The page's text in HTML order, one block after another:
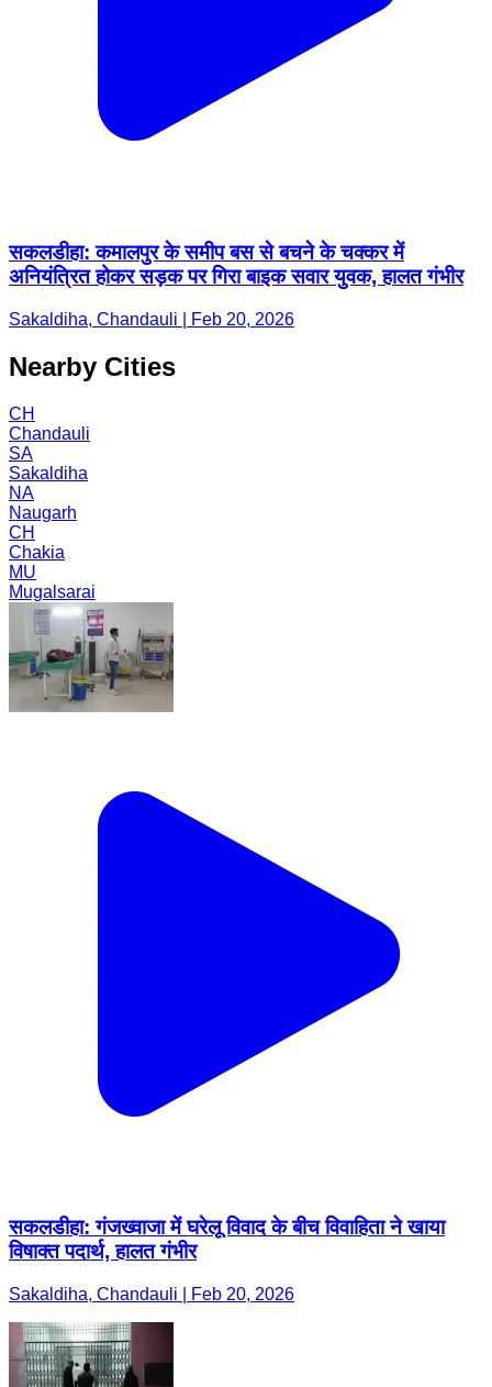
सकलडीहा: कमालपुर के समीप बस से बचने के चक्कर में
अनियंत्रित होकर सड़क पर गिरा बाइक सवार युवक, हालत गंभीर
Sakaldiha, Chandauli | Feb 20, 2026
Nearby Cities
CH
Chandauli
SA
Sakaldiha
NA
Naugarh
CH
Chakia
MU
Mugalsarai
सकलडीहा: गंजख्वाजा में घरेलू विवाद के बीच विवाहिता ने खाया
विषाक्त पदार्थ, हालत गंभीर
Sakaldiha, Chandauli | Feb 20, 2026